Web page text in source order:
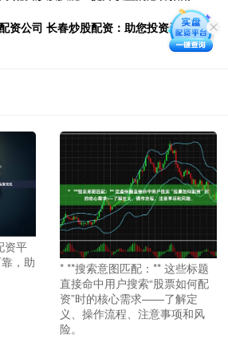
资公司 长春炒股配资：助您投资无忧，
资平
，助
* **搜索意图匹配：** 这些标题
直接命中用户搜索“股票如何配
资”时的核心需求——了解定
义、操作流程、注意事项和风
险。